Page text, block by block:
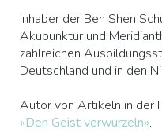
Inhaber der Ben Shen
Akupunktur und
zahlreichen
Deutschland und in den
Autor von Artikeln in der
«Den Geist verwurzeln».